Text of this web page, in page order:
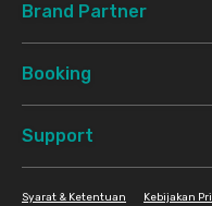
Brand Partner
Booking
Support
Syarat & Ketentuan Kebijakan